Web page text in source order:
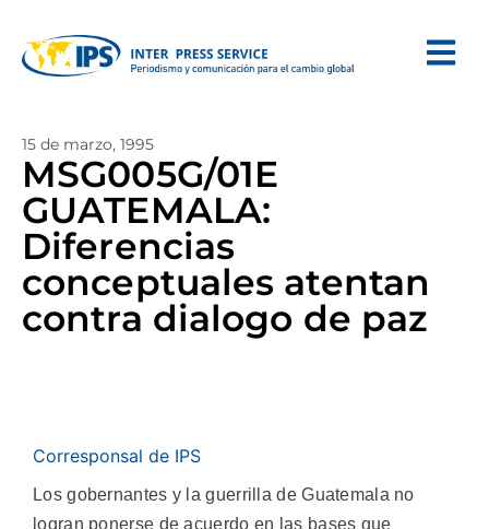
15 de marzo, 1995
MSG005G/01E
GUATEMALA:
Diferencias
conceptuales atentan
contra dialogo de paz
Corresponsal de IPS
Los gobernantes y la guerrilla de Guatemala no
logran ponerse de acuerdo en las bases que